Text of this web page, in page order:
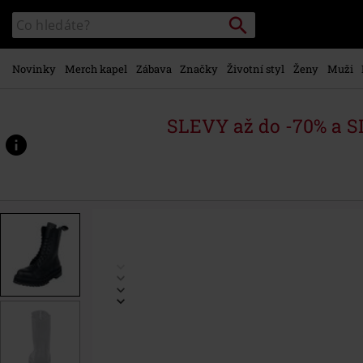
hlavnímu
obsahu
Katalog
vyhledávání
Vyhledávání
Novinky Merch kapel Zábava Značky Životní styl Ženy Muži
SLEVY až do -70% a
www.emp-
p/353-
449574.html